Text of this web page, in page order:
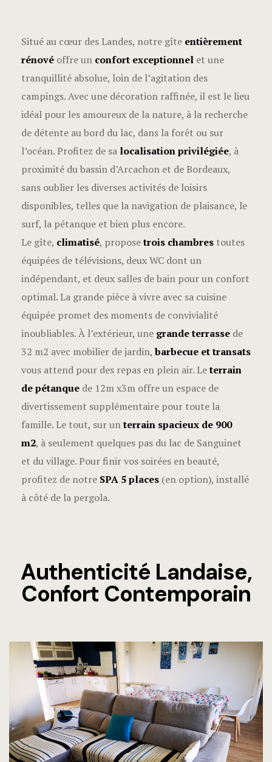
Situé au cœur des Landes, notre gîte entièrement
rénové offre un confort exceptionnel et une
tranquillité absolue, loin de l’agitation des
campings. Avec une décoration raffinée, il est le lieu
idéal pour les amoureux de la nature, à la recherche
de détente au bord du lac, dans la forêt ou sur
l’océan. Profitez de sa localisation privilégiée, à
proximité du bassin d’Arcachon et de Bordeaux,
sans oublier les diverses activités de loisirs
disponibles, telles que la navigation de plaisance, le
surf, la pétanque et bien plus encore.
Le gîte, climatisé, proposetrois chambres toutes
équipées de télévisions, deux WC dont un
indépendant, et deux salles de bain pour un confort
optimal. La grande pièce à vivre avec sa cuisine
équipée promet des moments de convivialité
inoubliables. À l’extérieur, une grande terrasse de
32 m2 avec mobilier de jardin, barbecue et transats
vous attend pour des repas en plein air. Leterrain
de pétanque de 12m x3m offre un espace de
divertissement supplémentaire pour toute la
famille. Le tout, sur unterrain spacieux de 900
m2, à seulement quelques pas du lac de Sanguinet
et du village. Pour finir vos soirées en beauté,
profitez de notre SPA 5 places (en option), installé
à côté de la pergola.
Authenticité Landaise,
Confort Contemporain